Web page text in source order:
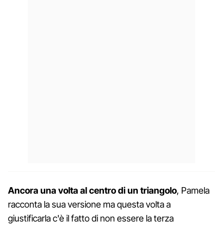
Ancora una volta al centro di un triangolo, Pamela
racconta la sua versione ma questa volta a
giustificarla c'è il fatto di non essere la terza